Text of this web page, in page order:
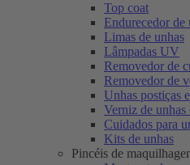
Top coat
Endurecedor de
Limas de unhas
Lâmpadas UV
Removedor de
Removedor de
Unhas postiças
Verniz de unhas
Cuidados para
Kits de unhas
Pincéis de